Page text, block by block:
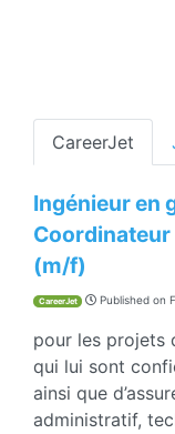
CareerJet
Ingénieur en
(m/f)
CareerJet Published on
pour les projets
qui lui sont
ainsi que
administratif,